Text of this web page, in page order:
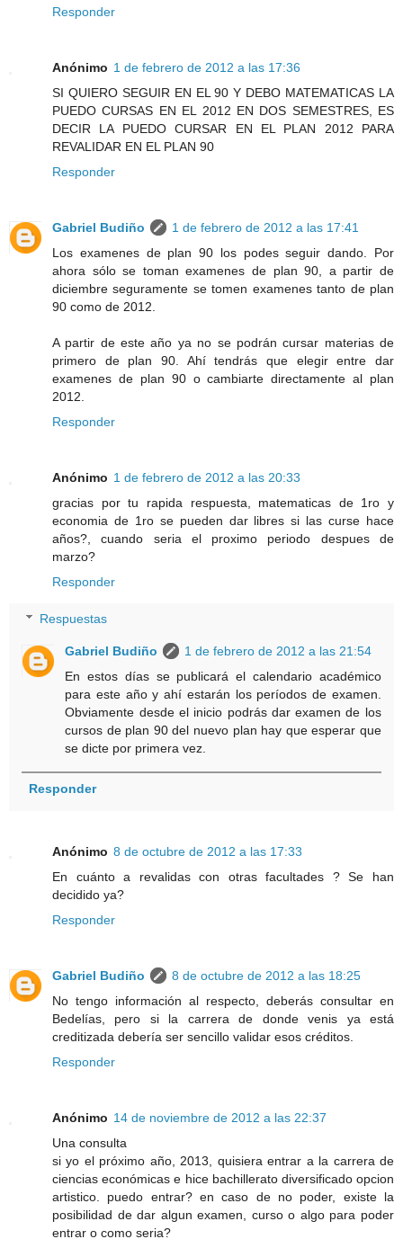
Responder
Anónimo 1 de febrero de 2012 a las 17:36
SI QUIERO SEGUIR EN EL 90 Y DEBO MATEMATICAS LA
PUEDO CURSAS EN EL 2012 EN DOS SEMESTRES, ES
DECIR LA PUEDO CURSAR EN EL PLAN 2012 PARA
REVALIDAR EN EL PLAN 90
Responder
Gabriel Budiño
1 de febrero de 2012 a las 17:41
Los examenes de plan 90 los podes seguir dando. Por
ahora sólo se toman examenes de plan 90, a partir de
diciembre seguramente se tomen examenes tanto de plan
90 como de 2012.
A partir de este año ya no se podrán cursar materias de
primero de plan 90. Ahí tendrás que elegir entre dar
examenes de plan 90 o cambiarte directamente al plan
2012.
Responder
Anónimo 1 de febrero de 2012 a las 20:33
gracias por tu rapida respuesta, matematicas de 1ro y
economia de 1ro se pueden dar libres si las curse hace
años?, cuando seria el proximo periodo despues de
marzo?
Responder
Respuestas
Gabriel Budiño
1 de febrero de 2012 a las 21:54
En estos días se publicará el calendario académico
para este año y ahí estarán los períodos de examen.
Obviamente desde el inicio podrás dar examen de los
cursos de plan 90 del nuevo plan hay que esperar que
se dicte por primera vez.
Responder
Anónimo 8 de octubre de 2012 a las 17:33
En cuánto a revalidas con otras facultades ? Se han
decidido ya?
Responder
Gabriel Budiño
8 de octubre de 2012 a las 18:25
No tengo información al respecto, deberás consultar en
Bedelías, pero si la carrera de donde venis ya está
creditizada debería ser sencillo validar esos créditos.
Responder
Anónimo 14 de noviembre de 2012 a las 22:37
Una consulta
si yo el próximo año, 2013, quisiera entrar a la carrera de
ciencias económicas e hice bachillerato diversificado opcion
artistico. puedo entrar? en caso de no poder, existe la
posibilidad de dar algun examen, curso o algo para poder
entrar o como seria?